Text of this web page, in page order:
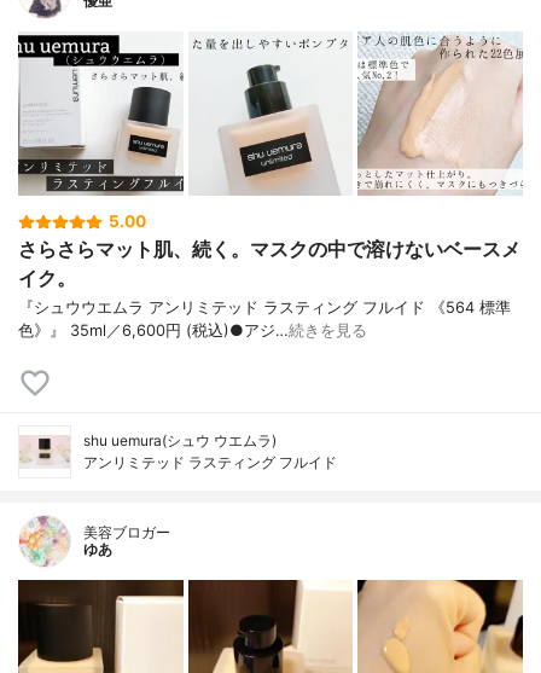
5.00
さらさらマット肌、続く。マスクの中で溶けないベースメ
イク。
『シュウウエムラ アンリミテッド ラスティング フルイド 《564 標準
色》』 35ml／6,600円 (税込)●アジ…続きを見る
shu uemura(シュウ ウエムラ)
アンリミテッド ラスティング フルイド
美容ブロガー
ゆあ